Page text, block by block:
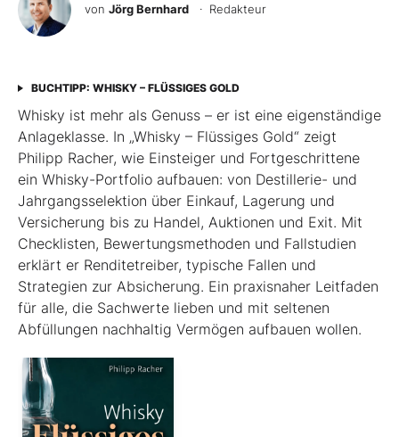
von Jörg Bernhard · Redakteur
BUCHTIPP: WHISKY – FLÜSSIGES GOLD
Whisky ist mehr als Genuss – er ist eine eigenständige
Anlageklasse. In „Whisky – Flüssiges Gold“ zeigt
Philipp Racher, wie Einsteiger und Fortgeschrittene
ein Whisky-Portfolio aufbauen: von Destillerie- und
Jahrgangsselektion über Einkauf, Lagerung und
Versicherung bis zu Handel, Auktionen und Exit. Mit
Checklisten, Bewertungsmethoden und Fallstudien
erklärt er Renditetreiber, typische Fallen und
Strategien zur Absicherung. Ein praxisnaher Leitfaden
für alle, die Sachwerte lieben und mit seltenen
Abfüllungen nachhaltig Vermögen aufbauen wollen.